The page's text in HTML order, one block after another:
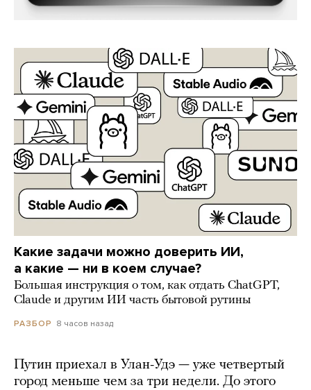
Какие задачи можно доверить ИИ,
а какие — ни в коем случае?
Большая инструкция о том, как отдать ChatGPT,
Claude и другим ИИ часть бытовой рутины
РАЗБОР 8 часов назад
Путин приехал в Улан-Удэ — уже четвертый
город меньше чем за три недели. До этого